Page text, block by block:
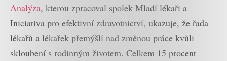
Analýza, kterou zpracoval spolek Mladí lékaři a
Iniciativa pro efektivní zdravotnictví, ukazuje, že řada
lékařů a lékařek přemýšlí nad změnou práce kvůli
skloubení s rodinným životem. Celkem 15 procent